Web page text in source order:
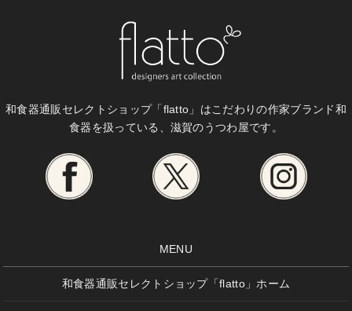
和食器通販セレクトショップ「flatto」はこだわりの作家ブランド和
食器を扱っている、滋賀のうつわ屋です。
MENU
和食器通販セレクトショップ「flatto」ホーム